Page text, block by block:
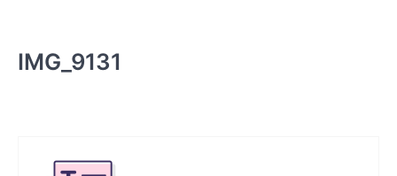
IMG_9131